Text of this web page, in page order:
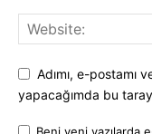
Adımı, e-postamı
yapacağımda bu